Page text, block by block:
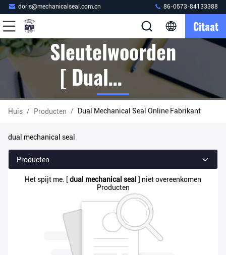
doris@mechanicalseal.com.cn 86-0573-84133388
Citaat
Sleutelwoorden
[ Dual
Mechanical
Seal ]
Overeenkomst
0 Producten
Huis / Producten / Dual Mechanical Seal Online Fabrikant
dual mechanical seal
Producten
Het spijt me. [dual mechanical seal ] niet overeenkomen
Producten